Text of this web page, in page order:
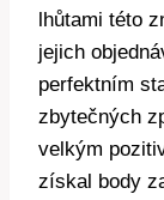
lhůtami této
jejich
perfektním
zbytečných
velkým
získal body